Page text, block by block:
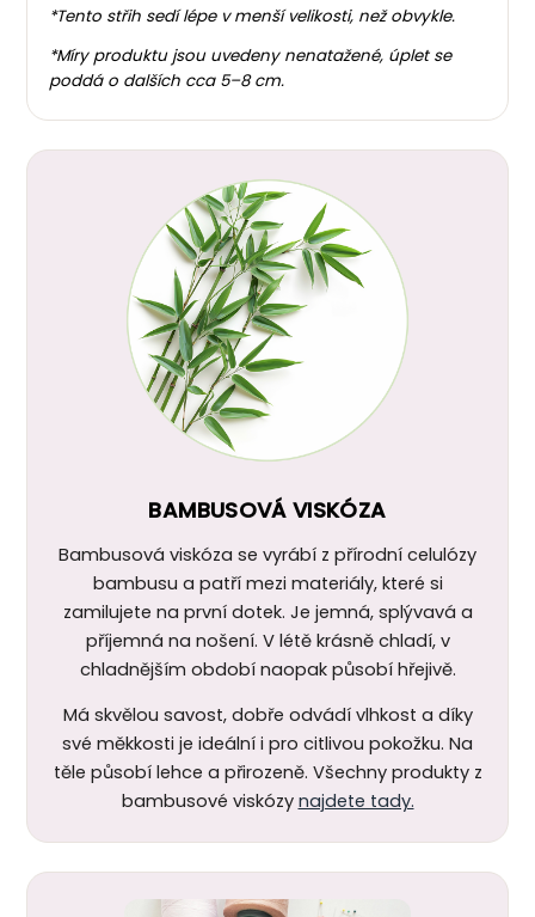
*Tento střih sedí lépe v menší velikosti, než obvykle.
*Míry produktu jsou uvedeny nenatažené, úplet se
poddá o dalších cca 5–8 cm.
BAMBUSOVÁ VISKÓZA
Bambusová viskóza se vyrábí z přírodní celulózy
bambusu a patří mezi materiály, které si
zamilujete na první dotek. Je jemná, splývavá a
příjemná na nošení. V létě krásně chladí, v
chladnějším období naopak působí hřejivě.
Má skvělou savost, dobře odvádí vlhkost a díky
své měkkosti je ideální i pro citlivou pokožku. Na
těle působí lehce a přirozeně. Všechny produkty z
bambusové viskózy najdete tady.